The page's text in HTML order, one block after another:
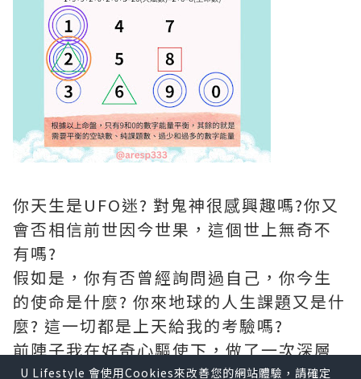
你天生是UFO迷? 對鬼神很感興趣嗎?你又
會否相信前世因今世果，這個世上無奇不
有嗎?
假如是，你有否曾經詢問過自己，你今生
的使命是什麼? 你來地球的人生課題又是什
麼? 這一切都是上天給我的考驗嗎?
前陣子我在好奇心驅使下，做了一次深層
次的線上咨詢，我亦很慶幸經過是次咨
U Lifestyle 會使用Cookies來改善您的網站體驗，請確定